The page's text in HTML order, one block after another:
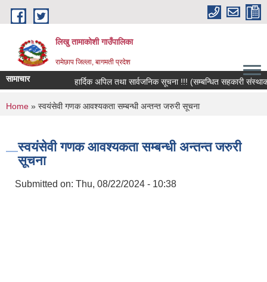
Skip to main content
लिखु तामाकोशी गाउँपालिका
रामेछाप जिल्ला, बागमती प्रदेश
सामाचार हार्दिक अपिल तथा सार्वजनिक सूचना !!! (सम्बन्धित सहकारी संस्थाका
You are here
Home » स्वयंसेवी गणक आवश्यकता सम्बन्धी अन्तन्त जरुरी सूचना
स्वयंसेवी गणक आवश्यकता सम्बन्धी अन्तन्त जरुरी
सूचना
Submitted on: Thu, 08/22/2024 - 10:38